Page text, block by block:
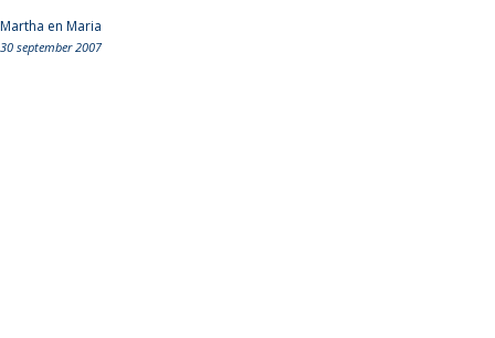
Martha en Maria
30 september 2007